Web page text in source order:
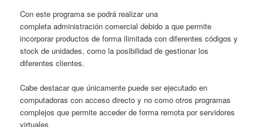
Con este programa se podrá realizar una
completa administración comercial debido a que permite
incorporar productos de forma ilimitada con diferentes códigos y
stock de unidades, como la posibilidad de gestionar los
diferentes clientes.
Cabe destacar que únicamente puede ser ejecutado en
computadoras con acceso directo y no como otros programas
complejos que permite acceder de forma remota por servidores
virtuales.